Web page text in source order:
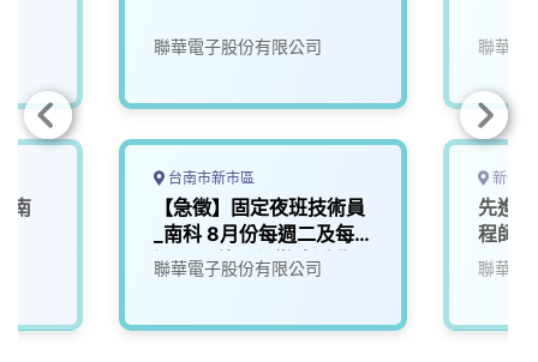
南
聯華電子股份有限公司
台南市新市區
【急徵】固定夜班技術員
_南科 8月份每週二及每
週三 開放現場徵才活動
聯華電子股份有限公司
聯華電
新竹
先進
程師_
聯華電